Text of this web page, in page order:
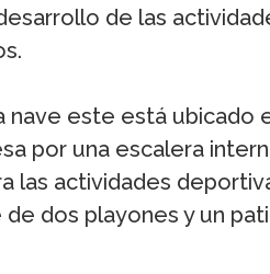
de las
nave este está ubicado
por una escalera
las actividades
de dos playones y un